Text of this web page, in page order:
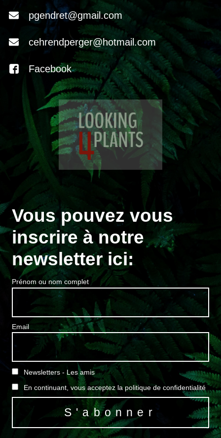
pgendret@gmail.com
cehrendperger@hotmail.com
Facebook
Vous pouvez vous
inscrire à notre
newsletter ici:
Prénom ou nom complet
Email
Newsletters - Les amis
En continuant, vous acceptez la politique de confidentialité